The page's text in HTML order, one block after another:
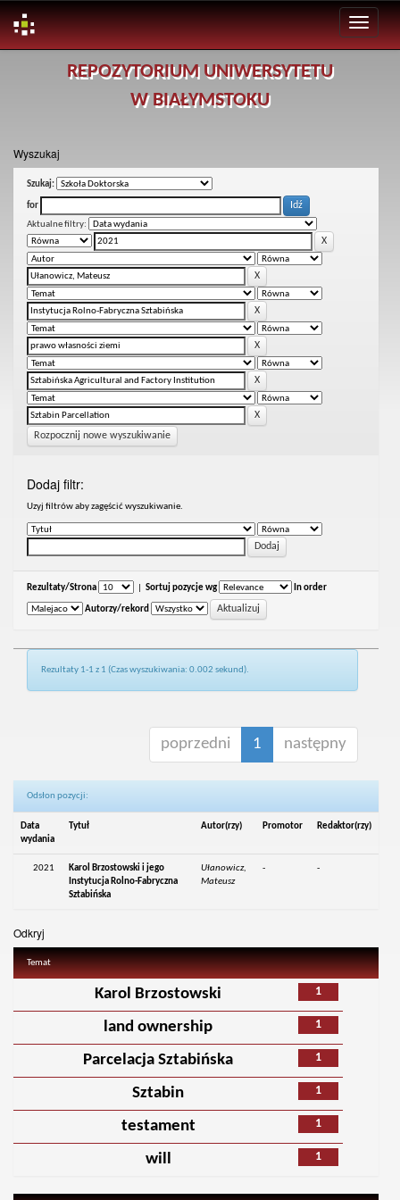
REPOZYTORIUM UNIWERSYTETU
W BIAŁYMSTOKU
Wyszukaj
Szukaj:
for
Aktualne filtry:
Rozpocznij nowe wyszukiwanie
Dodaj filtr:
Uzyj filtrów aby zagęścić wyszukiwanie.
Rezultaty/Strona Sortuj pozycje wg In order
Autorzy/rekord
Rezultaty 1-1 z 1 (Czas wyszukiwania: 0.002 sekund).
poprzedni 1 następny
Odsłon pozycji:
Data
wydania
Tytuł Autor(rzy) Promotor Redaktor(rzy)
2021
Karol Brzostowski i jego
Instytucja Rolno-Fabryczna
Sztabińska
Ułanowicz,
Mateusz
- -
Odkryj
Temat
1
Karol Brzostowski
1
land ownership
1
Parcelacja Sztabińska
1
Sztabin
1
testament
1
will